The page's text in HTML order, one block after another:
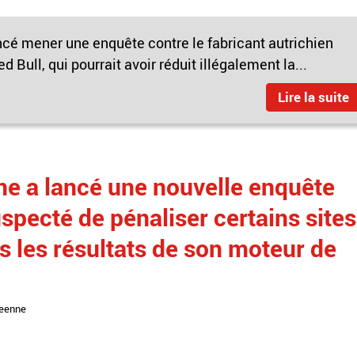
mener une enquête contre le fabricant autrichien
Bull, qui pourrait avoir réduit illégalement la...
Lire la suite
a lancé une nouvelle enquête
de pénaliser certains sites
les résultats de son moteur de